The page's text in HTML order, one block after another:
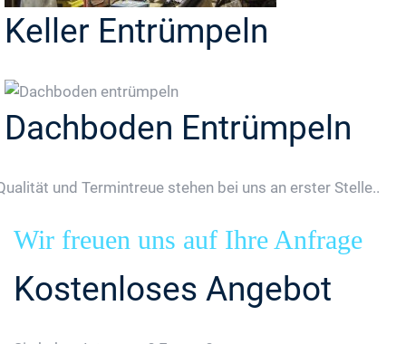
Keller Entrümpeln
Dachboden Entrümpeln
und Termintreue stehen bei uns an erster Stelle..
Wir freuen uns auf Ihre Anfrage
Kostenloses Angebot